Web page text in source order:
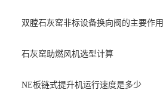
双膛石灰窑非标设备换向阀的主要作用
石灰窑助燃风机选型计算
NE板链式提升机运行速度是多少